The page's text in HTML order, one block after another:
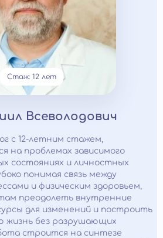
Стаж: 12 лет
Всеволодович
с 12-летним стажем,
на проблемах зависимого
состояниях и личностных
понимая связь между
и физическим здоровьем,
преодолеть внутренние
для изменений и построить
жизнь без разрушающих
строится на синтезе